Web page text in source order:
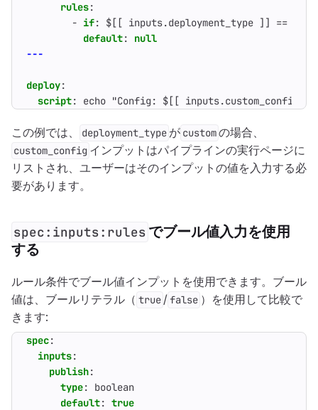
rules:
- if:
$[[ inputs.deployment_type ]] ==
default:
null
---
deploy:
script: echo "Config: $[[ inputs.custom_config
この例では、 deployment_type が customの場合、
custom_config インプットはパイプラインの実行ページに
リストされ、ユーザーはそのインプットの値を入力する必
要があります。
spec:inputs:rules でブール値入力を使用
する
ルール条件でブール値インプットを使用できます。ブール
値は、ブールリテラル（ true /false ）を使用して比較で
きます:
spec:
inputs:
publish:
type:
boolean
default: true